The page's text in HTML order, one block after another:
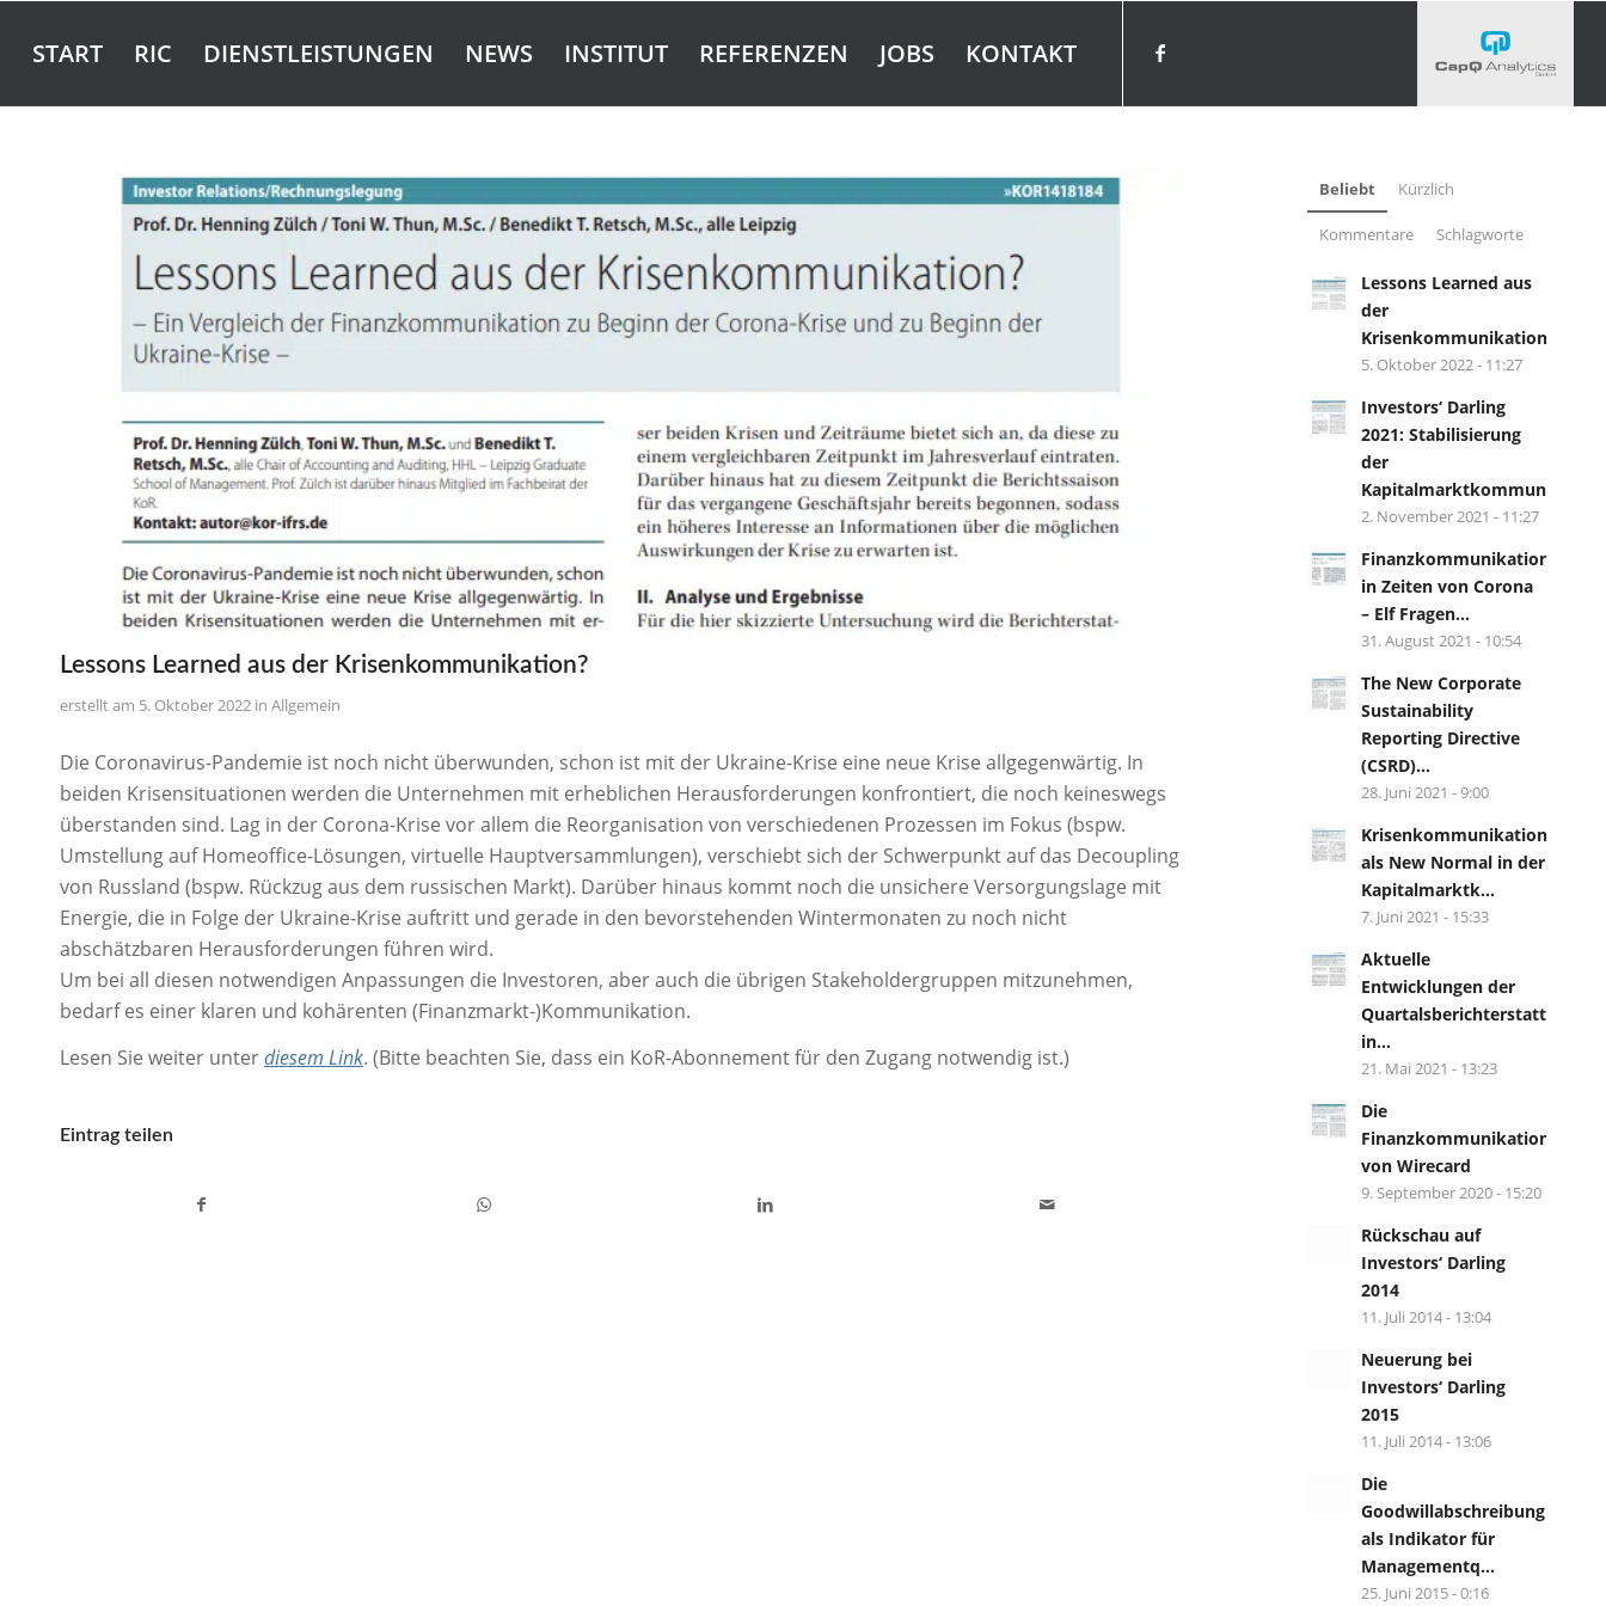
START RIC DIENSTLEISTUNGEN NEWS INSTITUT REFERENZEN JOBS KONTAKT
Lessons Learned aus der Krisenkommunikation?
5. Oktober 2022 in Allgemein
Die Coronavirus-Pandemie ist noch nicht überwunden, schon ist mit der Ukraine-Krise eine neue Krise allgegenwärtig. In
beiden Krisensituationen werden die Unternehmen mit erheblichen Herausforderungen konfrontiert, die noch keineswegs
überstanden sind. Lag in der Corona-Krise vor allem die Reorganisation von verschiedenen Prozessen im Fokus (bspw.
Umstellung auf Homeoffice-Lösungen, virtuelle Hauptversammlungen), verschiebt sich der Schwerpunkt auf das Decoupling
von Russland (bspw. Rückzug aus dem russischen Markt). Darüber hinaus kommt noch die unsichere Versorgungslage mit
Energie, die in Folge der Ukraine-Krise auftritt und gerade in den bevorstehenden Wintermonaten zu noch nicht
abschätzbaren Herausforderungen führen wird.
Um bei all diesen notwendigen Anpassungen die Investoren, aber auch die übrigen Stakeholdergruppen mitzunehmen,
bedarf es einer klaren und kohärenten (Finanzmarkt-)Kommunikation.
Lesen Sie weiter unterdiesem Link. (Bitte beachten Sie, dass ein KoR-Abonnement für den Zugang notwendig ist.)
Eintrag teilen
Beliebt Kürzlich
Kommentare Schlagworte
Lessons Learned aus
der
Krisenkommunikation?
5. Oktober 2022 - 11:27
Investors‘ Darling
2021: Stabilisierung
der
2. November 2021 - 11:27
Finanzkommunikation
in Zeiten von Corona
– Elf Fragen...
31. August 2021 - 10:54
The New Corporate
Sustainability
Reporting Directive
(CSRD)...
28. Juni 2021 - 9:00
Krisenkommunikation
als New Normal in der
Kapitalmarktk...
7. Juni 2021 - 15:33
Aktuelle
Entwicklungen der
Quartalsberichterstattung
in...
21. Mai 2021 - 13:23
Die
Finanzkommunikation
von Wirecard
9. September 2020 - 15:20
Rückschau auf
Investors‘ Darling
2014
11. Juli 2014 - 13:04
Neuerung bei
Investors‘ Darling
2015
11. Juli 2014 - 13:06
Die
Goodwillabschreibung
als Indikator für
Managementq...
25. Juni 2015 - 0:16